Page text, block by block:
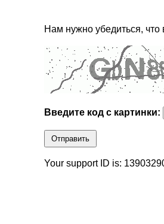
Нам нужно убедиться,
Введите код с картинки:
Отправить
Your support ID is: